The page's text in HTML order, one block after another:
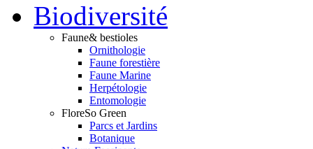
Biodiversité
Faune& bestioles
Ornithologie
Faune forestière
Faune Marine
Herpétologie
Entomologie
FloreSo Green
Parcs et Jardins
Botanique